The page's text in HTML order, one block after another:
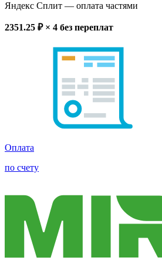
Яндекс Сплит — оплата частями
2351.25 ₽ × 4 без переплат
Оплата
по счету